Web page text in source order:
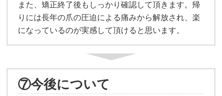
また、矯正終了後もしっかり確認して頂きます。帰
りには長年の爪の圧迫による痛みから解放され、楽
になっているのが実感して頂けると思います。
⑦今後について